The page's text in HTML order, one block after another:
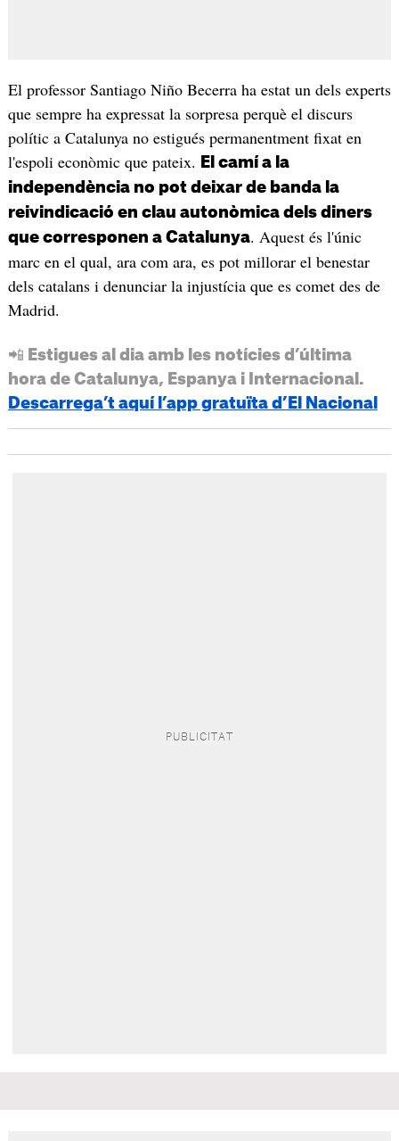
El professor Santiago Niño Becerra ha estat un dels experts
que sempre ha expressat la sorpresa perquè el discurs
polític a Catalunya no estigués permanentment fixat en
l'espoli econòmic que pateix.
El camí a la
independència no pot deixar de banda la
reivindicació en clau autonòmica dels diners
que corresponen a Catalunya. Aquest és l'únic
marc en el qual, ara com ara, es pot millorar el benestar
dels catalans i denunciar la injustícia que es comet des de
Madrid.
📲 Estigues al dia amb les notícies d’última
hora de Catalunya, Espanya i Internacional.
Descarrega’t aquí l’app gratuïta d’El Nacional